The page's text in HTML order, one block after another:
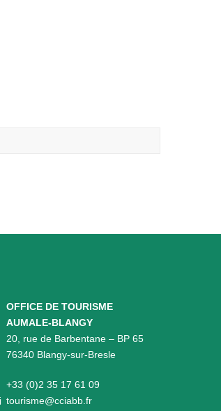
OFFICE DE TOURISME
AUMALE-BLANGY
20, rue de Barbentane – BP 65
76340 Blangy-sur-Bresle
+33 (0)2 35 17 61 09
tourisme@cciabb.fr